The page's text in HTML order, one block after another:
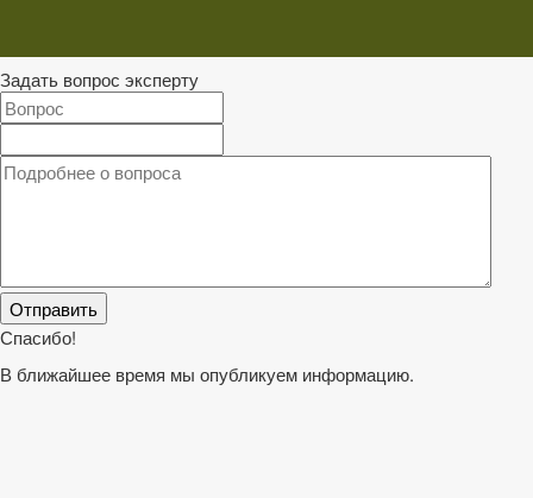
Задать вопрос эксперту
Спасибо!
В ближайшее время мы опубликуем информацию.